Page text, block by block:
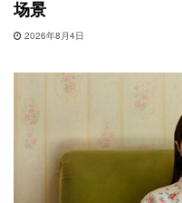
场景
2026年8月4日